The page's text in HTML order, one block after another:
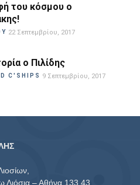
του κόσμου ο
22 Σεπτεμβρίου, 2017
ο Πιλίδης
C'SHIPS 9 Σεπτεμβρίου, 2017
– Αθήνα 133 43